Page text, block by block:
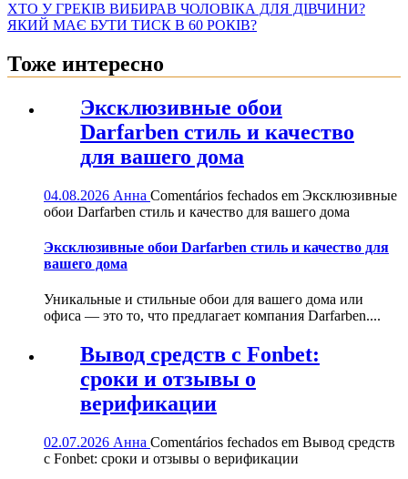
ХТО У ГРЕКІВ ВИБИРАВ ЧОЛОВІКА ДЛЯ ДІВЧИНИ?
ЯКИЙ МАЄ БУТИ ТИСК В 60 РОКІВ?
Тоже интересно
Эксклюзивные обои
Darfarben стиль и качество
для вашего дома
04.08.2026 Анна Comentários fechados em Эксклюзивные
обои Darfarben стиль и качество для вашего дома
Эксклюзивные обои Darfarben стиль и качество для
вашего дома
Уникальные и стильные обои для вашего дома или
офиса — это то, что предлагает компания Darfarben....
Вывод средств с Fonbet:
сроки и отзывы о
верификации
02.07.2026 Анна Comentários fechados em Вывод средств
с Fonbet: сроки и отзывы о верификации